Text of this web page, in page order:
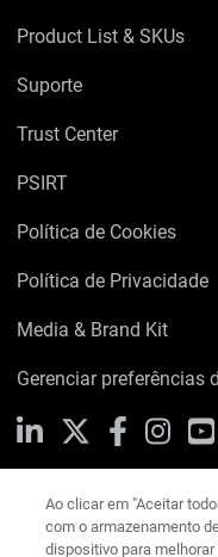
Product List & SKUs
Suporte
Trust Center
PSIRT
Política de Cookies
Política de Privacidade
Media & Brand Kit
Gerenciar preferências
LinkedIn Facebook
Escreva-nos
com o armazenamento
dispositivo para
analisar a utilização do
iniciativas de marketing.